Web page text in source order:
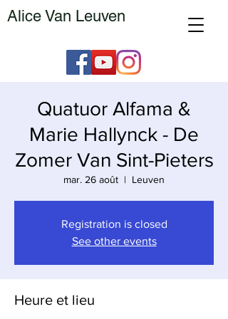
Alice Van Leuven
Quatuor Alfama &
Marie Hallynck - De
Zomer Van Sint-Pieters
mar. 26 août
  |
Leuven
Registration is closed
See other events
Heure et lieu